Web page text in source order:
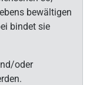
bewältigen
bindet sie
oder